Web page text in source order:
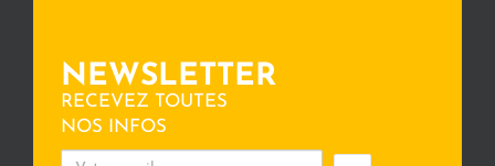
NEWSLETTER
RECEVEZ TOUTES
NOS INFOS